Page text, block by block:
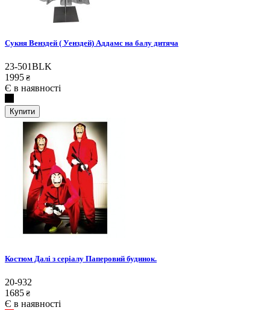
Сукня Венздей ( Уенздей) Аддамс на балу дитяча
23-501BLK
1995 ₴
Є в наявності
Купити
Костюм Далі з серіалу Паперовий будинок.
20-932
1685 ₴
Є в наявності